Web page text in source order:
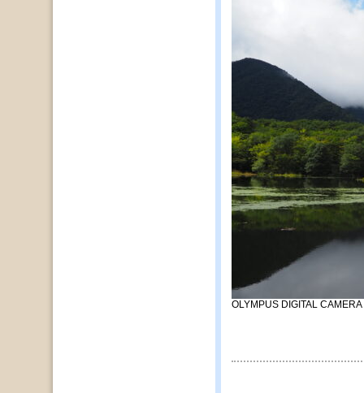
OLYMPUS DIGITAL CAMERA